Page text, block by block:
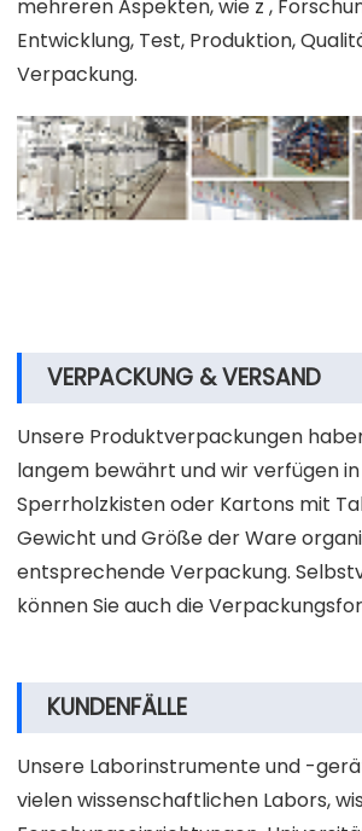
mehreren Aspekten, wie z ,
Entwicklung, Test, Produktion,
Verpackung.
VERPACKUNG & VERSAND
Unsere Produktverpackungen
langem bewährt und wir verfügen
Sperrholzkisten oder Kartons mit
Gewicht und Größe der Ware
entsprechende Verpackung.
können Sie auch die
KUNDENFÄLLE
Unsere Laborinstrumente und -
vielen wissenschaftlichen Labors,